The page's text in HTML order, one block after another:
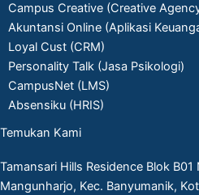
Campus Creative (Creative
Akuntansi Online (Aplikasi
Loyal Cust (CRM)
Personality Talk (Jasa Psikologi)
CampusNet (LMS)
Absensiku (HRIS)
Temukan Kami
Tamansari Hills Residence Blok B01
Mangunharjo, Kec. Banyumanik,